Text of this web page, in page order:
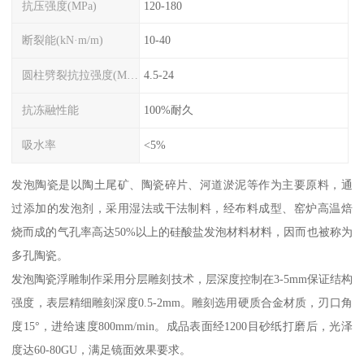
抗压强度(MPa) 120-180
断裂能(kN·m/m) 10-40
圆柱劈裂抗拉强度(MPa) 4.5-24
抗冻融性能 100%耐久
吸水率 <5%
发泡陶瓷是以陶土尾矿、陶瓷碎片、河道淤泥等作为主要原料，通
过添加的发泡剂，采用湿法或干法制料，经布料成型、窑炉高温焙
烧而成的气孔率高达50%以上的硅酸盐发泡材料材料，因而也被称为
多孔陶瓷。
发泡陶瓷浮雕制作采用分层雕刻技术，层深度控制在3-5mm保证结构
强度，表层精细雕刻深度0.5-2mm。雕刻选用硬质合金材质，刃口角
度15°，进给速度800mm/min。成品表面经1200目砂纸打磨后，光泽
度达60-80GU，满足镜面效果要求。